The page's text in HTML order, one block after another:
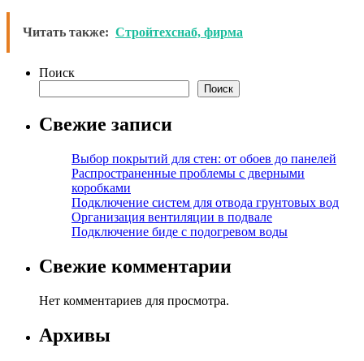
Читать также: Стройтехснаб, фирма
Поиск
Поиск
Свежие записи
Выбор покрытий для стен: от обоев до панелей
Распространенные проблемы с дверными
коробками
Подключение систем для отвода грунтовых вод
Организация вентиляции в подвале
Подключение биде с подогревом воды
Свежие комментарии
Нет комментариев для просмотра.
Архивы